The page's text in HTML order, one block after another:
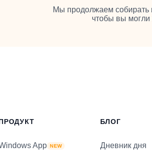
Мы продолжаем собирать
чтобы вы могли
App NEW
БЛОГ
Дневник дня